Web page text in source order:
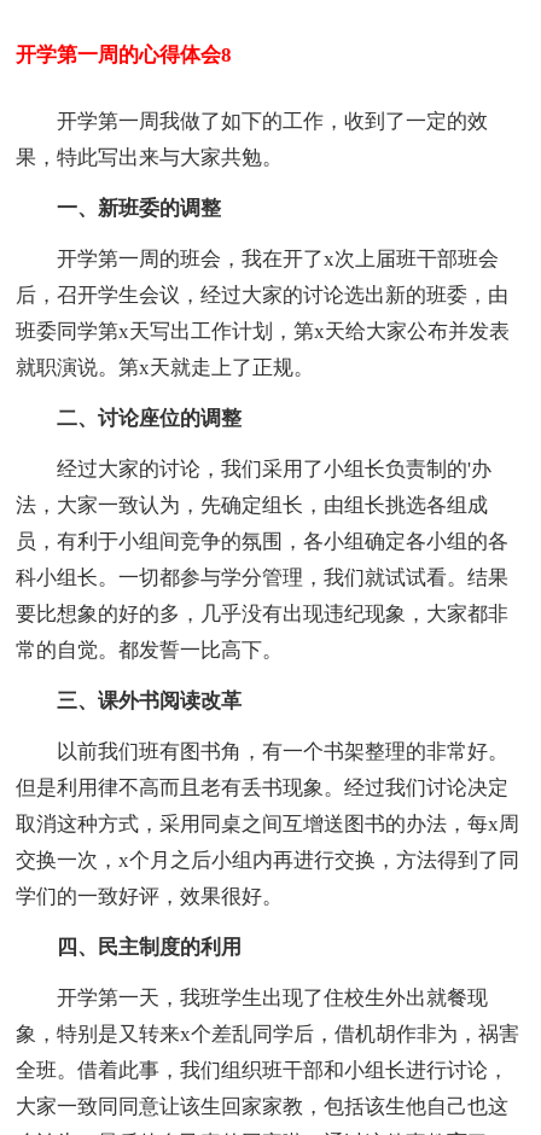
开学第一周的心得体会8
开学第一周我做了如下的工作，收到了一定的效
果，特此写出来与大家共勉。
一、新班委的调整
开学第一周的班会，我在开了x次上届班干部班会
后，召开学生会议，经过大家的讨论选出新的班委，由
班委同学第x天写出工作计划，第x天给大家公布并发表
就职演说。第x天就走上了正规。
二、讨论座位的调整
经过大家的讨论，我们采用了小组长负责制的'办
法，大家一致认为，先确定组长，由组长挑选各组成
员，有利于小组间竞争的氛围，各小组确定各小组的各
科小组长。一切都参与学分管理，我们就试试看。结果
要比想象的好的多，几乎没有出现违纪现象，大家都非
常的自觉。都发誓一比高下。
三、课外书阅读改革
以前我们班有图书角，有一个书架整理的非常好。
但是利用律不高而且老有丢书现象。经过我们讨论决定
取消这种方式，采用同桌之间互增送图书的办法，每x周
交换一次，x个月之后小组内再进行交换，方法得到了同
学们的一致好评，效果很好。
四、民主制度的利用
开学第一天，我班学生出现了住校生外出就餐现
象，特别是又转来x个差乱同学后，借机胡作非为，祸害
全班。借着此事，我们组织班干部和小组长进行讨论，
大家一致同同意让该生回家家教，包括该生他自己也这